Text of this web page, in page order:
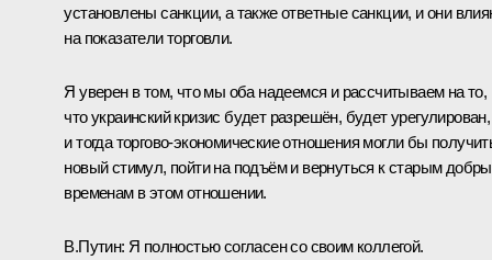
установлены санкции, а также ответные санкции, и они
на показатели торговли.
Я уверен в том, что мы оба надеемся и рассчитываем на то,
что украинский кризис будет разрешён, будет урегулирован,
и тогда торгово-экономические отношения могли бы
новый стимул, пойти на подъём и вернуться к старым
временам в этом отношении.
В.Путин: Я полностью согласен со своим коллегой.